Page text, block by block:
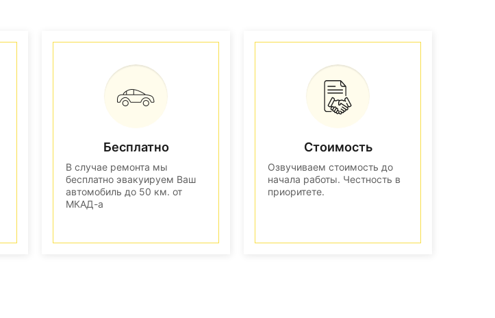
Бесплатно
В случае ремонта мы
бесплатно эвакуируем Ваш
автомобиль до 50 км. от
МКАД-а
Стоимость
Озвучиваем стоимость до
начала работы. Честность в
приоритете.